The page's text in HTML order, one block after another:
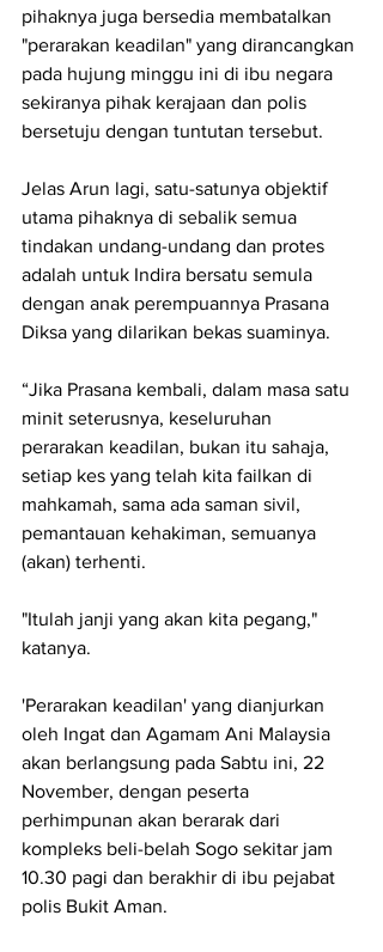
pihaknya juga bersedia membatalkan
"perarakan keadilan" yang dirancangkan
pada hujung minggu ini di ibu negara
sekiranya pihak kerajaan dan polis
bersetuju dengan tuntutan tersebut.
Jelas Arun lagi, satu-satunya objektif
utama pihaknya di sebalik semua
tindakan undang-undang dan protes
adalah untuk Indira bersatu semula
dengan anak perempuannya Prasana
Diksa yang dilarikan bekas suaminya.
“Jika Prasana kembali, dalam masa satu
minit seterusnya, keseluruhan
perarakan keadilan, bukan itu sahaja,
setiap kes yang telah kita failkan di
mahkamah, sama ada saman sivil,
pemantauan kehakiman, semuanya
(akan) terhenti.
"Itulah janji yang akan kita pegang,"
katanya.
'Perarakan keadilan' yang dianjurkan
oleh Ingat dan Agamam Ani Malaysia
akan berlangsung pada Sabtu ini, 22
November, dengan peserta
perhimpunan akan berarak dari
kompleks beli-belah Sogo sekitar jam
10.30 pagi dan berakhir di ibu pejabat
polis Bukit Aman.